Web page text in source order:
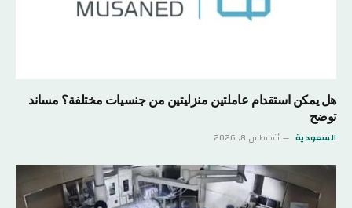
هل يمكن استقدام عاملتين منزليتين من جنسيات مختلفة؟ مساند
توضح
السعودية أغسطس 8, 2026